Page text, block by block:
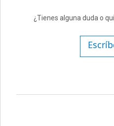
¿Tienes alguna duda o